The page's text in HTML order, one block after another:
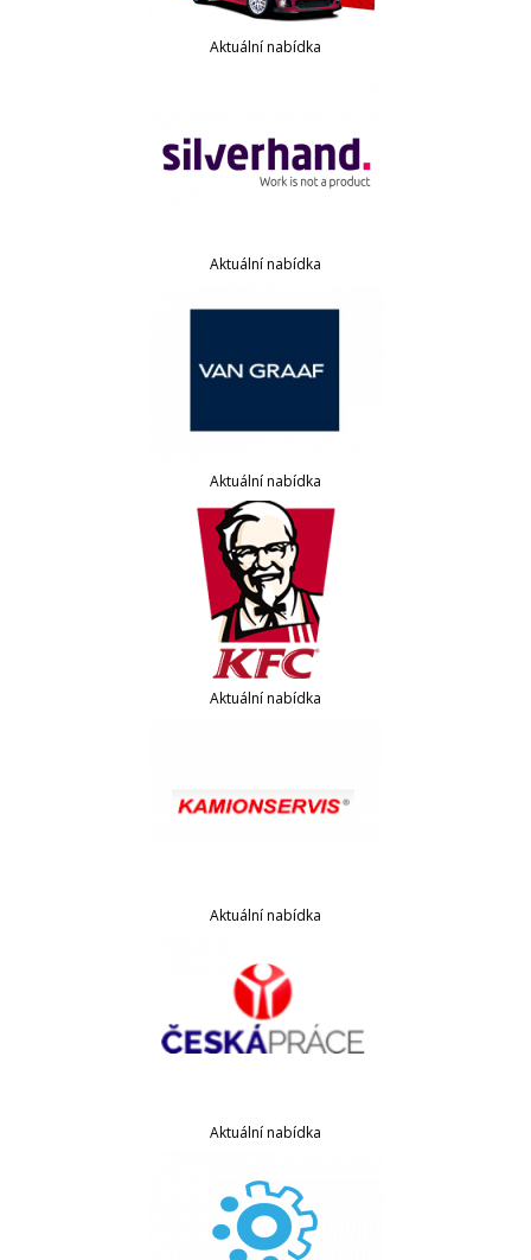
Aktuální nabídka
Aktuální nabídka
Aktuální nabídka
Aktuální nabídka
Aktuální nabídka
Aktuální nabídka